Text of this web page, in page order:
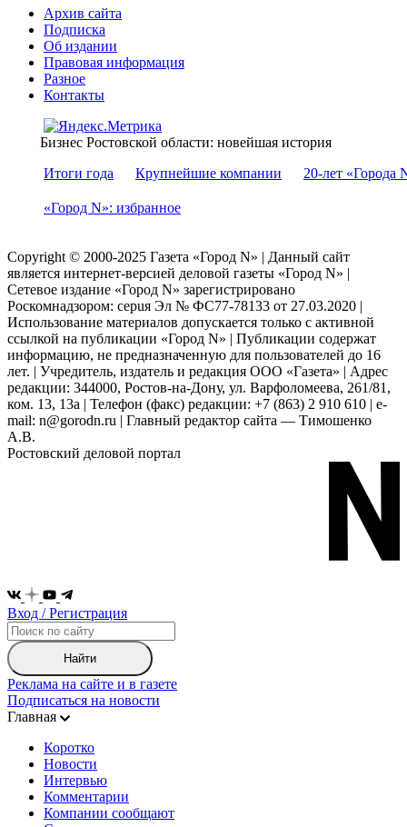
Архив сайта
Подписка
Об издании
Правовая информация
Разное
Контакты
Бизнес Ростовской области: новейшая история
Итоги года
Крупнейшие компании 20-лет «Города
«Город N»: избранное
Copyright © 2000-2025 Газета «Город N» | Данный сайт
является интернет-версией деловой газеты «Город N» |
Сетевое издание «Город N» зарегистрировано
Роскомнадзором: серuя Эл № ФС77-78133 от 27.03.2020 |
Использование материалов допускается только с активной
ссылкой на публикации «Город N» | Публикации содержат
информацию, не предназначенную для пользователей до 16
лет. | Учредитель, издатель и редакция ООО «Газета» | Адрес
редакции: 344000, Ростов-на-Дону, ул. Варфоломеева, 261/81,
ком. 13, 13а | Телефон (факс) редакции: +7 (863) 2 910 610 | e-
mail: n@gorodn.ru | Главный редактор сайта — Тимошенко
А.В.
Ростовский деловой портал
Вход / Регистрация
Найти
Реклама на сайте и в газете
Подписаться на новости
Главная
Коротко
Новости
Интервью
Комментарии
Компании сообщают